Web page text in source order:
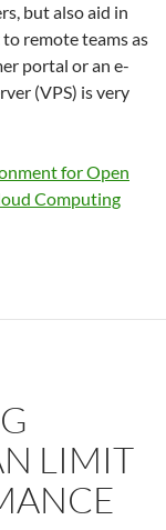
but also aid in
remote teams as
portal or an e-
(VPS) is very
for Open
Computing
LIMIT